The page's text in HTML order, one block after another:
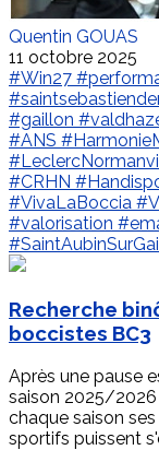
Quentin GOUAS
11 octobre 2025
#Win27
#gaillon
#ANS
#CRHN
#VivaLaBoccia
#valorisation
Recherche
boccistes BC3
Après une pause
saison 2025/
chaque saison
sportifs puissent